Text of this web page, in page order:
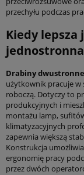
przechyłu podczas
Kiedy
Drabiny dwustronne
użytkownik pracuje w
roboczą. Dotyczy to
produkcyjnych i
montażu lamp,
klimatyzacyjnych
zapewnia większą
Konstrukcja
ergonomię pracy
przez dwóch